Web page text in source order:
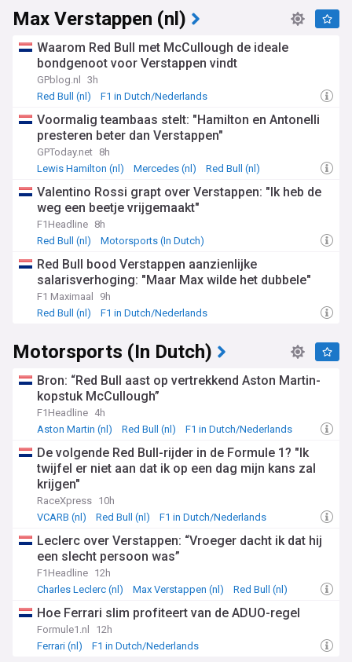
Max Verstappen (nl)
Waarom Red Bull met McCullough de ideale
bondgenoot voor Verstappen vindt
GPblog.nl
3h
Red Bull (nl)
F1 in Dutch/Nederlands
Voormalig teambaas stelt: "Hamilton en Antonelli
presteren beter dan Verstappen"
GPToday.net 8h
Lewis Hamilton (nl)
Mercedes (nl) Red Bull (nl)
Valentino Rossi grapt over Verstappen: "Ik heb de
weg een beetje vrijgemaakt"
F1Headline 8h
Red Bull (nl)
Motorsports (In Dutch)
Red Bull bood Verstappen aanzienlijke
salarisverhoging: "Maar Max wilde het dubbele"
F1 Maximaal
9h
Red Bull (nl)
F1 in Dutch/Nederlands
Motorsports (In Dutch)
Bron: “Red Bull aast op vertrekkend Aston Martin-
kopstuk McCullough”
F1Headline 4h
Aston Martin (nl)
Red Bull (nl) F1 in Dutch/Nederlands
De volgende Red Bull-rijder in de Formule 1? "Ik
twijfel er niet aan dat ik op een dag mijn kans zal
krijgen"
RaceXpress 10h
VCARB (nl)
Red Bull (nl) F1 in Dutch/Nederlands
Leclerc over Verstappen: “Vroeger dacht ik dat hij
een slecht persoon was”
F1Headline 12h
Charles Leclerc (nl)
Max Verstappen (nl) Red Bull (nl)
Hoe Ferrari slim profiteert van de ADUO-regel
Formule1.nl
12h
Ferrari (nl)
F1 in Dutch/Nederlands